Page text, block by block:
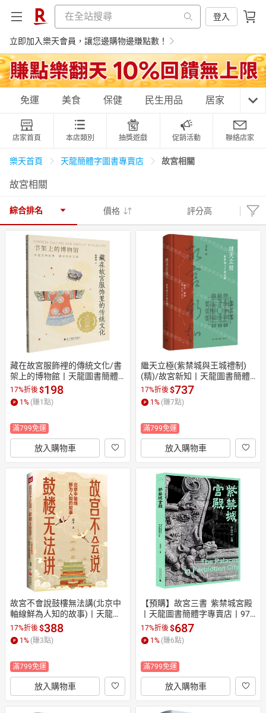
登入
立即加入樂天會員，讓您邊購物邊賺點數！
購物網分類
天天免運 美食蛋糕 養生保健
居家生活 3C家電 親子玩具
女裝 男裝 化妝保養 情趣用品
日本購物 電子/紙本書
HOT
免運 美食 保健 民生用品 居家 3C
店家首頁 本店類別 抽獎遊戲 促銷活動 聯絡店家
樂天首頁 天龍簡體字圖書專賣店 故宮相關
故宮相關
綜合排名 價格 評分高
藏在故宮服飾裡的傳統文化/書
架上的博物館丨天龍圖書簡體
字專賣店丨9787551457293 (tl
2609)
17%折後$198
1 % (賺1 點)
滿799免運
放入購物車
繼天立極(紫禁城與王城禮制)
(精)/故宮新知丨天龍圖書簡體
字專賣店丨9787108081353 (tl
2609)
17%折後$737
1 % (賺7點)
滿799免運
放入購物車
故宮不會說鼓樓無法講(北京中
軸線鮮為人知的故事)丨天龍圖
書簡體字專賣店丨9787545589
610 (tl2608)
17%折後$388
1% (賺3點)
滿799免運
放入購物車
【預購】故宮三書  紫禁城宮殿
丨天龍圖書簡體字專賣店丨978
7559843098 (tl2608)
17%折後$687
1% (賺6點)
滿799免運
放入購物車